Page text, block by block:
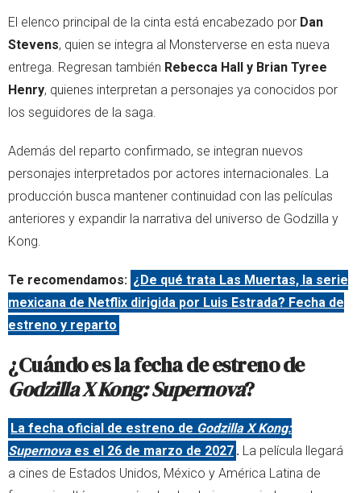
El elenco principal de la cinta está encabezado por Dan
Stevens, quien se integra al Monsterverse en esta nueva
entrega. Regresan también Rebecca Hall y Brian Tyree
Henry, quienes interpretan a personajes ya conocidos por
los seguidores de la saga.
Además del reparto confirmado, se integran nuevos
personajes interpretados por actores internacionales. La
producción busca mantener continuidad con las películas
anteriores y expandir la narrativa del universo de Godzilla y
Kong.
Te recomendamos: ¿De qué trata Las Muertas, la serie
mexicana de Netflix dirigida por Luis Estrada? Fecha de
estreno y reparto
¿Cuándo es la fecha de estreno de
Godzilla X Kong: Supernova?
La fecha oficial de estreno de Godzilla X Kong:
Supernovaes el 26 de marzo de 2027 . La película llegará
a cines de Estados Unidos, México y América Latina de